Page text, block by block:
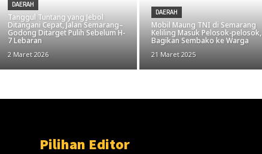
DAERAH
Tanggul Tuntang yang Jebol
Ditangani Cepat, Jalan Semarang–
Godong Ditarget Pulih Sebelum H-
7 Lebaran
2 Maret 2026
DAERAH
Mobil Maung TNI di Semarang
Keliling Masuk Pelosok-pelosok,
Bagikan Sembako ke Warga
21 Maret 2025
Pilihan Editor